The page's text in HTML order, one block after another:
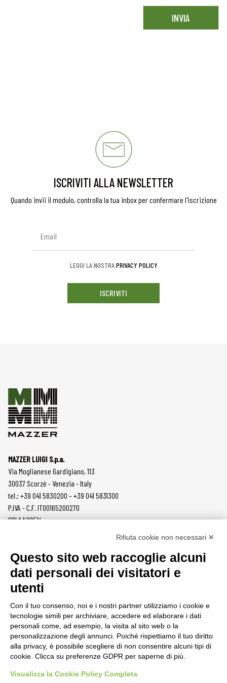
ISCRIVITI ALLA NEWSLETTER
Quando invii il modulo, controlla la tua inbox per confermare l'iscrizione
LEGGI LA NOSTRAPRIVACY POLICY
ISCRIVITI
MAZZER LUIGI S.p.a.
Via Moglianese Gardigiano, 113
30037 Scorzè - Venezia - Italy
tel.: +39 041 5830200 – +39 041 5831300
P.IVA - C.F. IT00165200270
SDI AA2O514
MACINACAFFÈ
ON DEMAND
DOSATORI
MACINE
ACCESSORI
AZIENDA
NEWS
PRIVACY POLICY
SEGNALAZIONI
AREA CLIENTI
CONDIZIONI DI VENDITA
RAEE
Rifiuta cookie non necessari ✕
Questo sito web raccoglie alcuni
dati personali dei visitatori e
utenti
Con il tuo consenso, noi e i nostri partner utilizziamo i cookie e
tecnologie simili per archiviare, accedere ed elaborare i dati
personali come, ad esempio, la visita al sito web o la
personalizzazione degli annunci. Poiché rispettiamo il tuo diritto
alla privacy, è possibile scegliere di non consentire alcuni tipi di
cookie. Clicca su preferenze GDPR per saperne di più.
Visualizza la Cookie Policy Completa